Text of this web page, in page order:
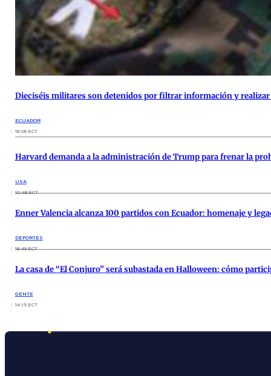
Dieciséis militares son detenidos por filtrar información y
ECUADOR
18:06 ECT
Harvard demanda a la administración de Trump para frenar la
USA
10:48 ECT
Enner Valencia alcanza 100 partidos con Ecuador: homenaje y
DEPORTES
18:49 ECT
La casa de “El Conjuro” será subastada en Halloween: cómo
GENTE
14:15 ECT